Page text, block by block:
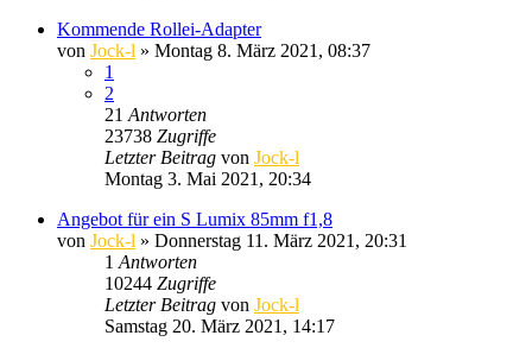
Kommende Rollei-Adapter
von Jock-l » Montag 8. März 2021, 08:37
1
2
21 Antworten
23738 Zugriffe
Letzter Beitrag von Jock-l
Montag 3. Mai 2021, 20:34
Angebot für ein S Lumix 85mm f1,8
von Jock-l » Donnerstag 11. März 2021, 20:31
1 Antworten
10244 Zugriffe
Letzter Beitrag von Jock-l
Samstag 20. März 2021, 14:17